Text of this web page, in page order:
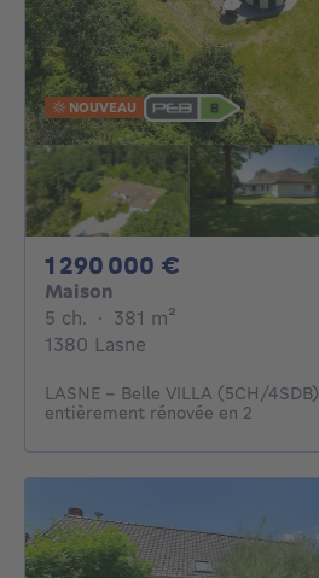
NOUVEAU
1 290 000 €
Maison
5 ch. 5 chambres
· 381 m²
1380 Lasne
LASNE – Belle VILLA (5CH/4SDB)
entièrement rénovée en 2